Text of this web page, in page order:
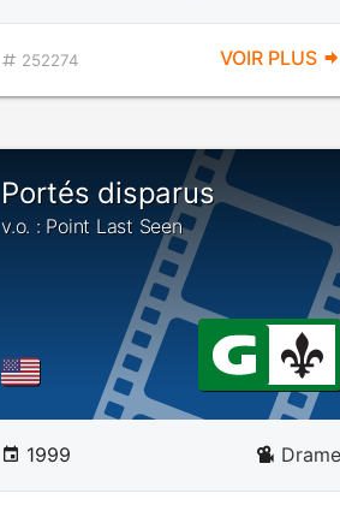
252274 VOIR PLUS
Portés disparus
v.o. : Point Last Seen
1999 Drame